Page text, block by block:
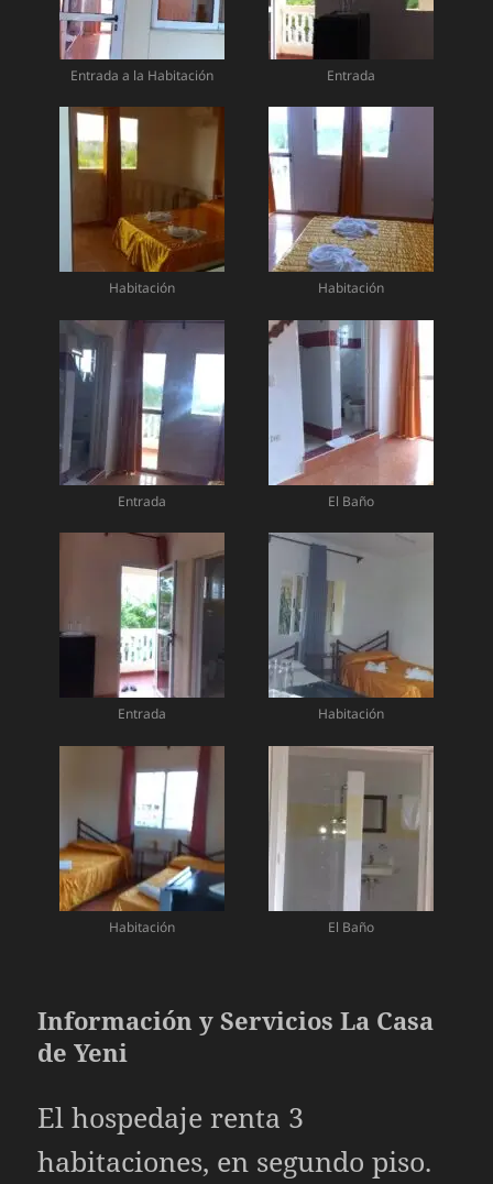
Entrada a la Habitación Entrada
Habitación Habitación
Entrada El Baño
Entrada Habitación
Habitación El Baño
Información y Servicios La Casa
de Yeni
El hospedaje renta 3
habitaciones, en segundo piso.